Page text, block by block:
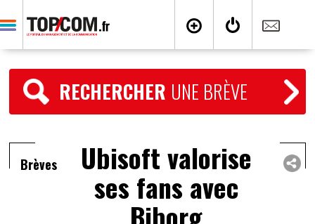
RECHERCHER UNE BRÈVE
Brèves Ubisoft valorise
ses fans avec